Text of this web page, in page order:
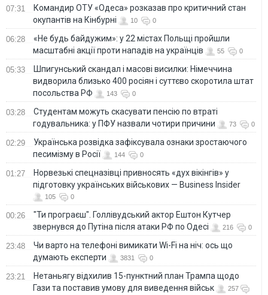
07:31
Командир ОТУ «Одеса» розказав про критичний стан
окупантів на Кінбурні
10 0
06:28
«Не будь байдужим»: у 22 містах Польщі пройшли
масштабні акції проти нападів на українців
55 0
05:33
Шпигунський скандал і масові висилки: Німеччина
видворила близько 400 росіян і суттєво скоротила штат
посольства РФ
143 0
03:28
Студентам можуть скасувати пенсію по втраті
годувальника: у ПФУ назвали чотири причини
73 0
02:29
Українська розвідка зафіксувала ознаки зростаючого
песимізму в Росії
144 0
01:27
Норвезькі спецназівці привносять «дух вікінгів» у
підготовку українських військових — Business Insider
105 0
00:26
"Ти програєш". Голлівудський актор Ештон Кутчер
звернувся до Путіна після атаки РФ по Одесі
216 0
23:48
Чи варто на телефонi вимикати Wi-Fi на ніч: ось що
думають експерти
3831 0
23:21
Нетаньягу відхилив 15-пунктний план Трампа щодо
Гази та поставив умову для виведення військ
257